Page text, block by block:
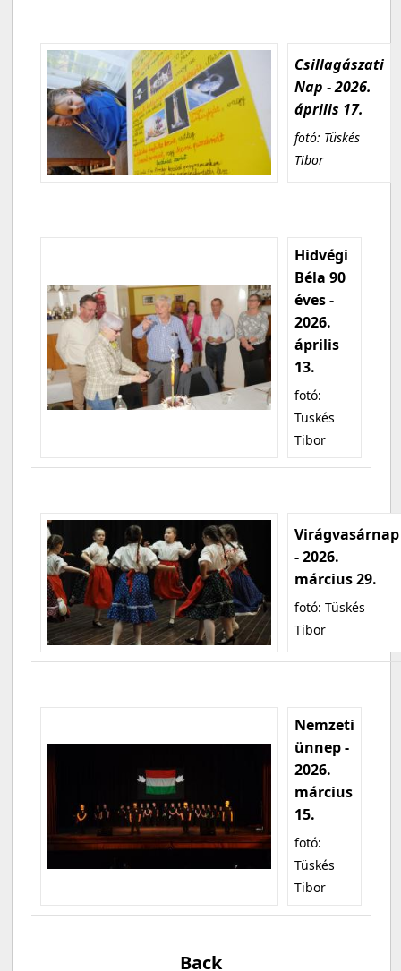
Csillagászati
Nap - 2026.
április 17.
fotó: Tüskés
Tibor
Hidvégi
Béla 90
éves -
2026.
április
13.
fotó:
Tüskés
Tibor
Virágvasárnap
- 2026.
március 29.
fotó: Tüskés
Tibor
Nemzeti
ünnep -
2026.
március
15.
fotó:
Tüskés
Tibor
Back